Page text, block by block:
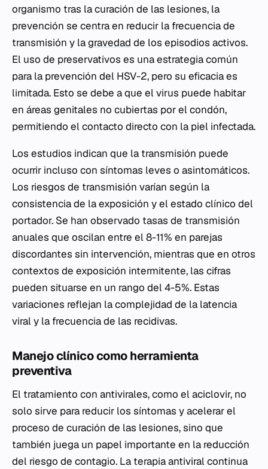
organismo tras la curación de las lesiones, la
prevención se centra en reducir la frecuencia de
transmisión y lagravedad de los episodios activos.
El uso de preservativos es una estrategia común
para la prevención del HSV-2, pero su eficacia es
limitada. Esto se debe a que el virus puede habitar
en áreas genitales no cubiertas por el condón,
permitiendo el contacto directo con la piel infectada.
Los estudios indican que la transmisión puede
ocurrir incluso con síntomas leves o asintomáticos.
Los riesgos de transmisión varían según la
consistencia de la exposición y el estado clínico del
portador. Se han observado tasas de transmisión
anuales que oscilan entre el 8-11% en parejas
discordantes sin intervención, mientras que en otros
contextos de exposición intermitente, las cifras
pueden situarse en un rango del 4-5%. Estas
variaciones reflejan la complejidad de la latencia
viral y la frecuencia de las recidivas.
Manejo clínico como herramienta
preventiva
El tratamiento con antivirales, como el aciclovir, no
solo sirve para reducir los síntomas y acelerar el
proceso de curación de las lesiones, sino que
también juega un papel importante en la reducción
del riesgo de contagio. La terapia antiviral continua